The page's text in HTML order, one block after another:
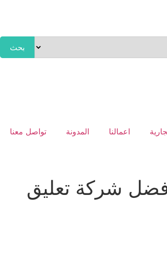
بحث
اعمالنا المدونة تواصل معنا
شركة تعليق